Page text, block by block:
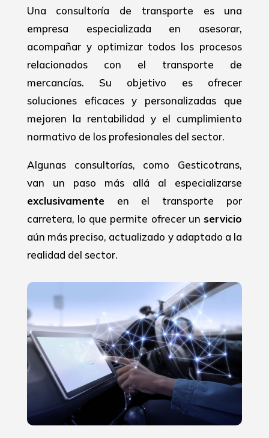
Una consultoría de transporte es una
empresa especializada en asesorar,
acompañar y optimizar todos los procesos
relacionados con el transporte de
mercancías. Su objetivo es ofrecer
soluciones eficaces y personalizadas que
mejoren la rentabilidad y el cumplimiento
normativo de los profesionales del sector.
Algunas consultorías, como Gesticotrans,
van un paso más allá al especializarse
exclusivamenteen el transporte por
carretera, lo que permite ofrecer unservicio
aún más preciso, actualizado y adaptado a la
realidad del sector.